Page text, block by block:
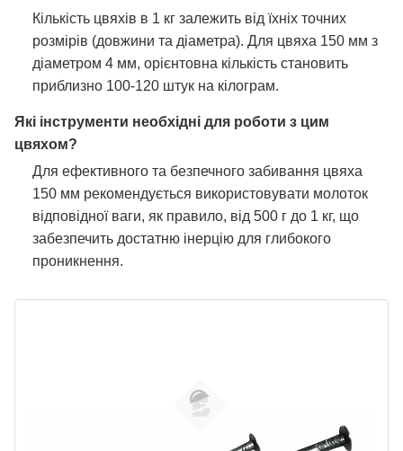
Кількість цвяхів в 1 кг залежить від їхніх точних
розмірів (довжини та діаметра). Для цвяха 150 мм з
діаметром 4 мм, орієнтовна кількість становить
приблизно 100-120 штук на кілограм.
Які інструменти необхідні для роботи з цим
цвяхом?
Для ефективного та безпечного забивання цвяха
150 мм рекомендується використовувати молоток
відповідної ваги, як правило, від 500 г до 1 кг, що
забезпечить достатню інерцію для глибокого
проникнення.